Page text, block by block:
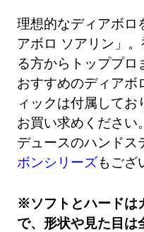
理想的なディアボロ
アボロ ソアリン」
る方からトッププロ
おすすめのディアボ
ィックは付属してお
お買い求めください
デュースのハンドス
ボンシリーズもござ
※ソフトとハードは
で、形状や見た目は